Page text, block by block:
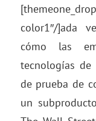
color1″/]ada
cómo las
tecnologías
de prueba de
un